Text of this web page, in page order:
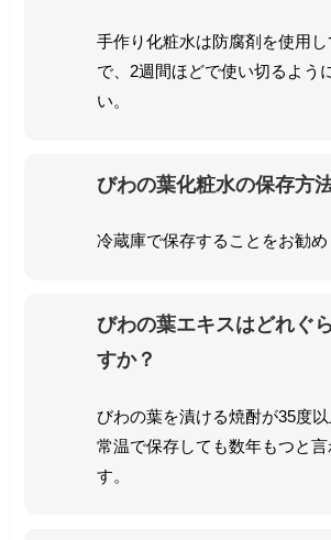
手作り化粧水は防腐剤を使用
で、2週間ほどで使い切るよう
い。
びわの葉化粧水の保存方
冷蔵庫で保存することをお勧め
びわの葉エキスはどれぐ
すか？
びわの葉を漬ける焼酎が35度以
常温で保存しても数年もつと言
す。